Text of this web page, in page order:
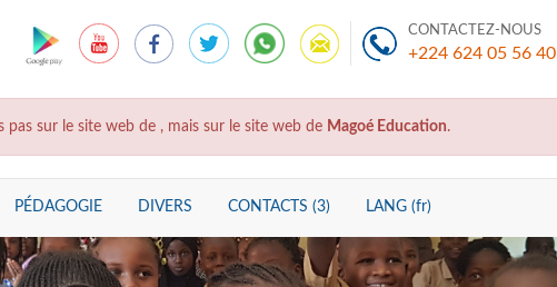
CONTACTEZ-NOUS
+224 624 05 56 40
pas sur le site web de , mais sur le site web de Magoé Education.
PÉDAGOGIE DIVERS CONTACTS (3) LANG (fr)